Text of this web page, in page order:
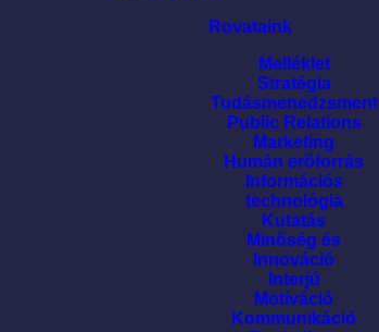
Rovataink
Melléklet
Stratégia
Tudásmenedzsment
Public Relations
Marketing
Humán erõforrás
Információs
technológia
Kutatás
Minõség és
Innováció
Interjú
Motíváció
Kommunikáció